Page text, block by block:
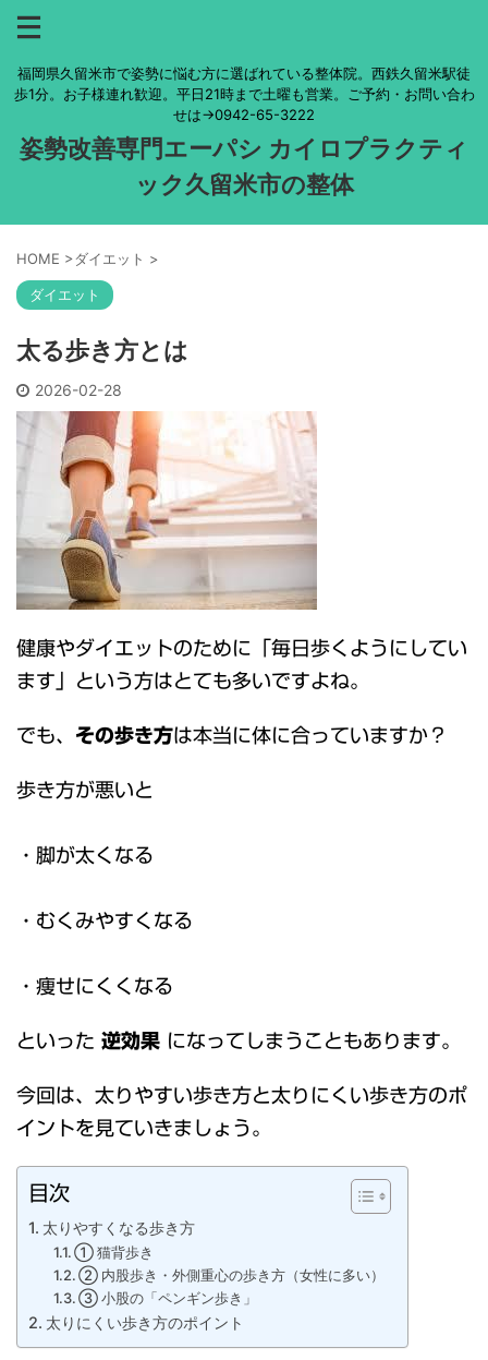
福岡県久留米市で姿勢に悩む方に選ばれている整体院。西鉄久留米駅徒
歩1分。お子様連れ歓迎。平日21時まで土曜も営業。ご予約・お問い合わ
せは→0942-65-3222
姿勢改善専門エーパシ カイロプラクティ
ック久留米市の整体
HOME >ダイエット >
ダイエット
太る歩き方とは
2026-02-28
健康やダイエットのために「毎日歩くようにしてい
ます」という方はとても多いですよね。
でも、 その歩き方は本当に体に合っていますか？
歩き方が悪いと
・脚が太くなる
・むくみやすくなる
・痩せにくくなる
といった 逆効果 になってしまうこともあります。
今回は、太りやすい歩き方と太りにくい歩き方のポ
イントを見ていきましょう。
目次
太りやすくなる歩き方
① 猫背歩き
② 内股歩き・外側重心の歩き方（女性に多い）
③ 小股の「ペンギン歩き」
太りにくい歩き方のポイント